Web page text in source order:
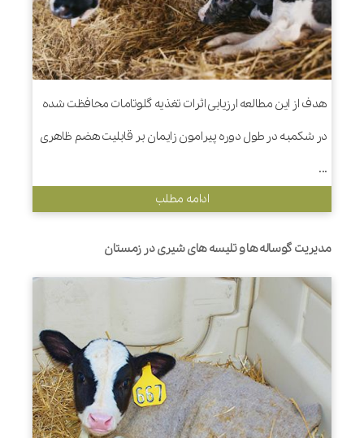
هدف از این مطالعه ارزیابی اثرات تغذیه گلوتامات محافظت شده
در شکمبه در طول دوره پیرامون زایمان بر قابلیت هضم ظاهری
...
ادامه مطلب
مدیریت گوساله ها و تلیسه های شیری در زمستان